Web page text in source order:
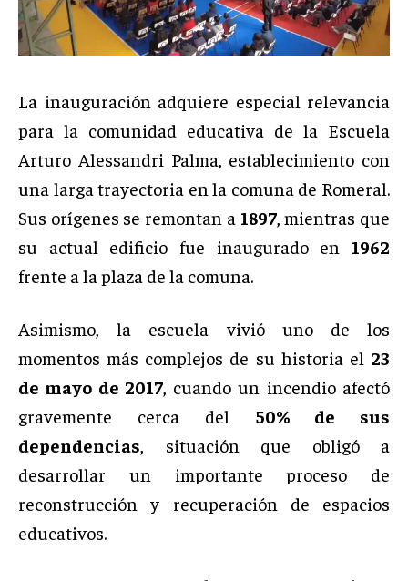
La inauguración adquiere especial relevancia
para la comunidad educativa de la Escuela
Arturo Alessandri Palma, establecimiento con
una larga trayectoria en la comuna de Romeral.
Sus orígenes se remontan a 1897, mientras que
su actual edificio fue inaugurado en 1962
frente a la plaza de la comuna.
Asimismo, la escuela vivió uno de los
momentos más complejos de su historia el 23
de mayo de 2017, cuando un incendio afectó
gravemente cerca del 50% de sus
dependencias , situación que obligó a
desarrollar un importante proceso de
reconstrucción y recuperación de espacios
educativos.